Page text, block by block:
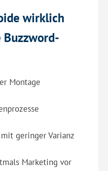
wirklich
Montage
geringer Varianz
Marketing vor